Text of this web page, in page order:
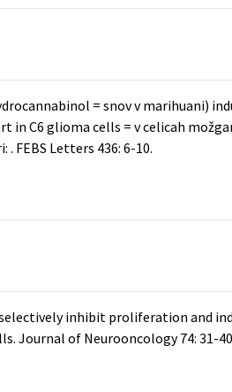
= snov v marihuani)
in C6 glioma cells = v celicah
FEBS Letters 436: 6-10.
inhibit proliferation and
Journal of Neurooncology 74: 31-